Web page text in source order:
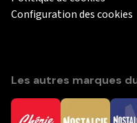
Configuration des cookies
Les autres marques